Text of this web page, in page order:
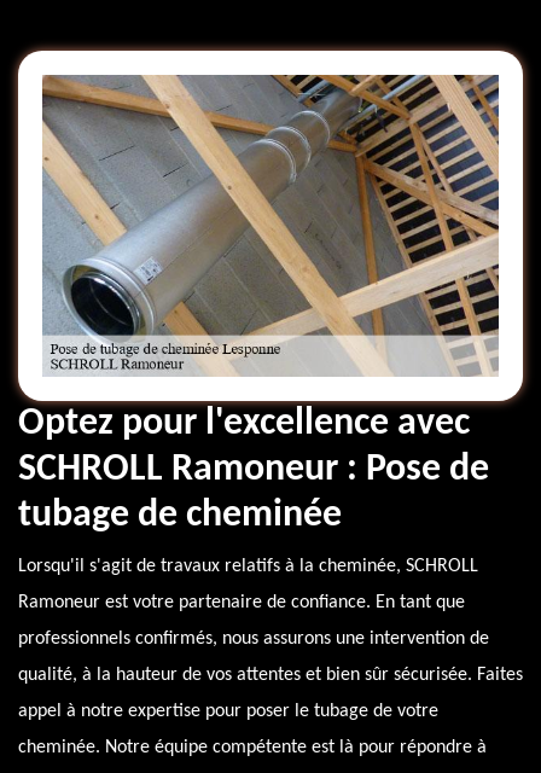
Optez pour l'excellence avec
SCHROLL Ramoneur : Pose de
tubage de cheminée
Lorsqu'il s'agit de travaux relatifs à la cheminée, SCHROLL
Ramoneur est votre partenaire de confiance. En tant que
professionnels confirmés, nous assurons une intervention de
qualité, à la hauteur de vos attentes et bien sûr sécurisée. Faites
appel à notre expertise pour poser le tubage de votre
cheminée. Notre équipe compétente est là pour répondre à